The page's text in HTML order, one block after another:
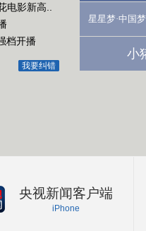
电影新高..
档开播
我要纠错
星星梦·中国梦
小
央视新闻客户端
iPhone